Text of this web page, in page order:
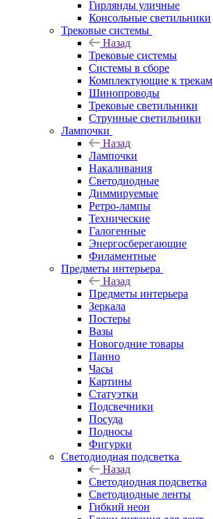
Гирлянды уличные
Консольные светильники
Трековые системы
Назад
Трековые системы
Системы в сборе
Комплектующие к трекам
Шинопроводы
Трековые светильники
Струнные светильники
Лампочки
Назад
Лампочки
Накаливания
Светодиодные
Диммируемые
Ретро-лампы
Технические
Галогенные
Энергосберегающие
Филаментные
Предметы интерьера
Назад
Предметы интерьера
Зеркала
Постеры
Вазы
Новогодние товары
Панно
Часы
Картины
Статуэтки
Подсвечники
Посуда
Подносы
Фигурки
Светодиодная подсветка
Назад
Светодиодная подсветка
Светодиодные ленты
Гибкий неон